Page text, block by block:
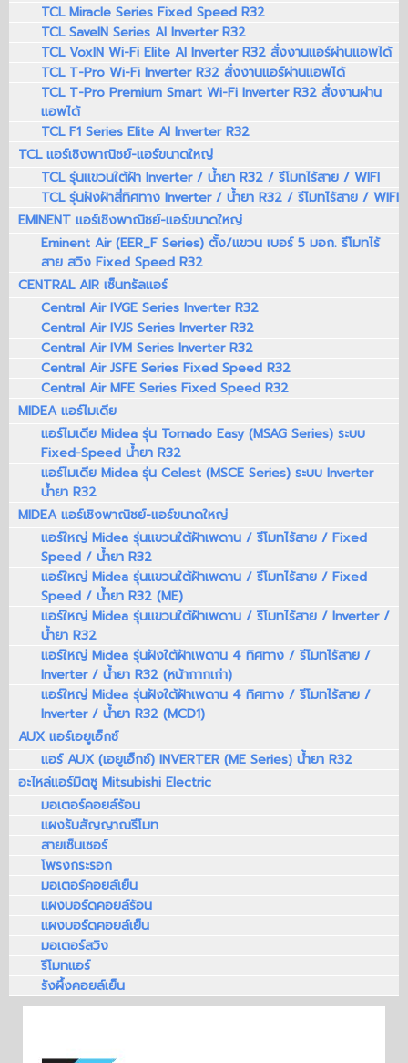
TCL Miracle Series Fixed Speed R32
TCL SaveIN Series AI Inverter R32
TCL VoxIN Wi-Fi Elite AI Inverter R32 สั่งงานแอร์ผ่านแอพได้
TCL T-Pro Wi-Fi Inverter R32 สั่งงานแอร์ผ่านแอพได้
TCL T-Pro Premium Smart Wi-Fi Inverter R32 สั่งงานผ่าน
แอพได้
TCL F1 Series Elite AI Inverter R32
TCL แอร์เชิงพาณิชย์-แอร์ขนาดใหญ่
TCL รุ่นแขวนใต้ฝ้า Inverter / น้ำยา R32 / รีโมทไร้สาย / WIFI
TCL รุ่นฝังฝ้าสี่ทิศทาง Inverter / น้ำยา R32 / รีโมทไร้สาย / WIFI
EMINENT แอร์เชิงพาณิชย์-แอร์ขนาดใหญ่
Eminent Air (EER_F Series) ตั้ง/แขวน เบอร์ 5 มอก. รีโมทไร้
สาย สวิง Fixed Speed R32
CENTRAL AIR เซ็นทรัลแอร์
Central Air IVGE Series Inverter R32
Central Air IVJS Series Inverter R32
Central Air IVM Series Inverter R32
Central Air JSFE Series Fixed Speed R32
Central Air MFE Series Fixed Speed R32
MIDEA แอร์ไมเดีย
แอร์ไมเดีย Midea รุ่น Tornado Easy (MSAG Series) ระบบ
Fixed-Speed น้ำยา R32
แอร์ไมเดีย Midea รุ่น Celest (MSCE Series) ระบบ Inverter
น้ำยา R32
MIDEA แอร์เชิงพาณิชย์-แอร์ขนาดใหญ่
แอร์ใหญ่ Midea รุ่นแขวนใต้ฝ้าเพดาน / รีโมทไร้สาย / Fixed
Speed / น้ำยา R32
แอร์ใหญ่ Midea รุ่นแขวนใต้ฝ้าเพดาน / รีโมทไร้สาย / Fixed
Speed / น้ำยา R32 (ME)
แอร์ใหญ่ Midea รุ่นแขวนใต้ฝ้าเพดาน / รีโมทไร้สาย / Inverter /
น้ำยา R32
แอร์ใหญ่ Midea รุ่นฝังใต้ฝ้าเพดาน 4 ทิศทาง / รีโมทไร้สาย /
Inverter / น้ำยา R32 (หน้ากากเก่า)
แอร์ใหญ่ Midea รุ่นฝังใต้ฝ้าเพดาน 4 ทิศทาง / รีโมทไร้สาย /
Inverter / น้ำยา R32 (MCD1)
AUX แอร์เอยูเอ็กซ์
แอร์ AUX (เอยูเอ็กซ์) INVERTER (ME Series) น้ำยา R32
อะไหล่แอร์มิตซู Mitsubishi Electric
มอเตอร์คอยล์ร้อน
แผงรับสัญญาณรีโมท
สายเซ็นเซอร์
โพรงกระรอก
มอเตอร์คอยล์เย็น
แผงบอร์ดคอยล์ร้อน
แผงบอร์ดคอยล์เย็น
มอเตอร์สวิง
รีโมทแอร์
รังผึ้งคอยล์เย็น